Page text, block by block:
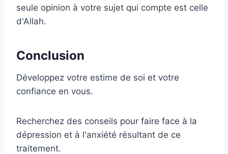
seule opinion à votre sujet qui compte est celle
d'Allah.
Conclusion
Développez votre estime de soi et votre
confiance en vous.
Recherchez des conseils pour faire face à la
dépression et à l'anxiété résultant de ce
traitement.